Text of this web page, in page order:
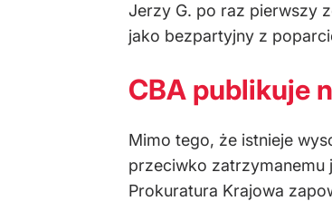
Jerzy G. po raz pierwszy
jako bezpartyjny z
CBA publikuje
Mimo tego, że istnieje
przeciwko zatrzymanemu
Prokuratura Krajowa